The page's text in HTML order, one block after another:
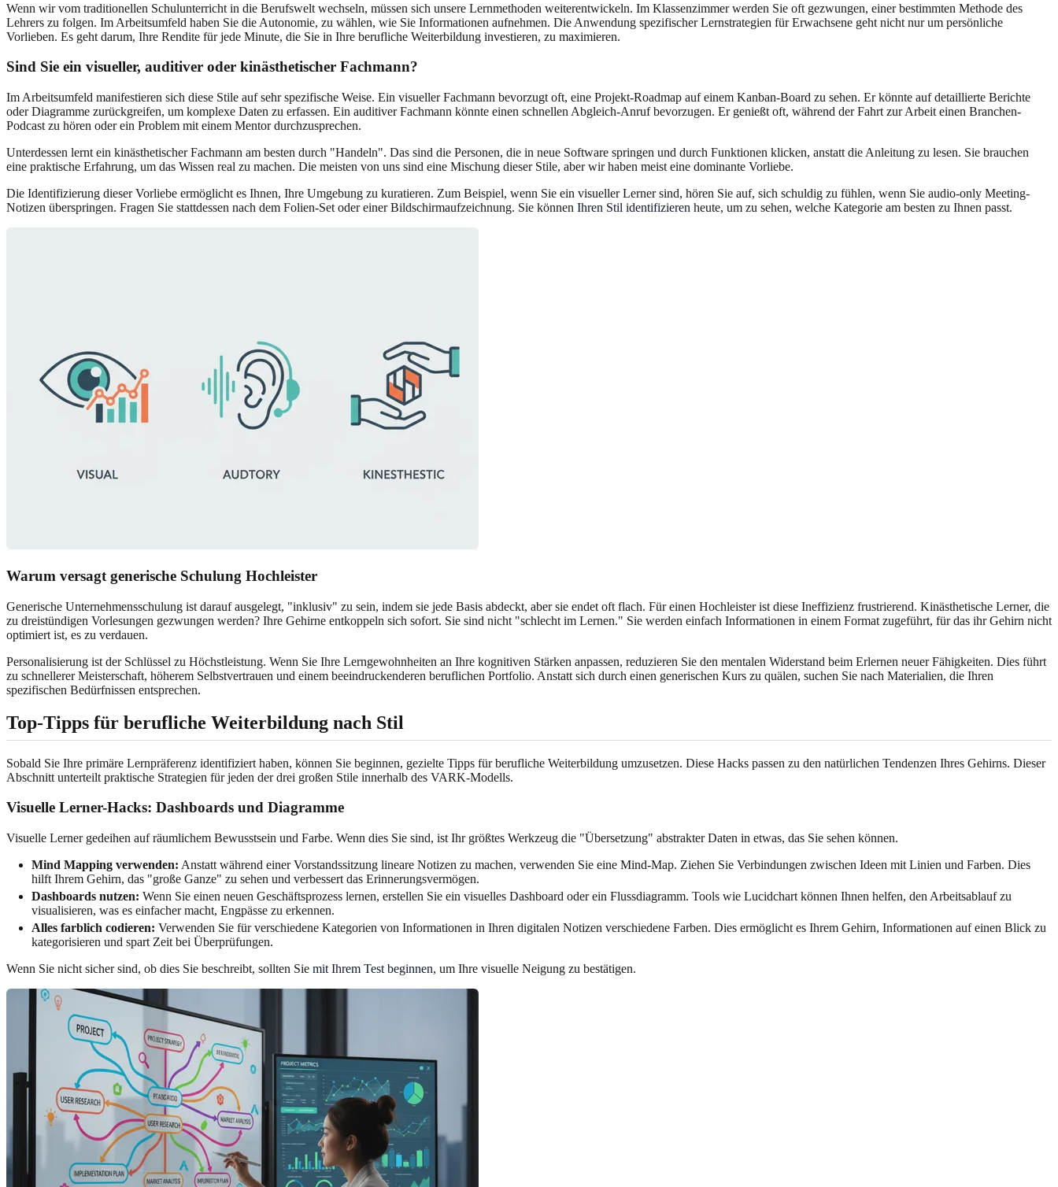
Wenn wir vom traditionellen Schulunterricht in die Berufswelt wechseln, müssen sich unsere Lernmethoden weiterentwickeln. Im Klassenzimmer werden Sie oft gezwungen, einer bestimmten Methode des
Lehrers zu folgen. Im Arbeitsumfeld haben Sie die Autonomie, zu wählen, wie Sie Informationen aufnehmen. Die Anwendung spezifischer Lernstrategien für Erwachsene geht nicht nur um persönliche
Vorlieben. Es geht darum, Ihre Rendite für jede Minute, die Sie in Ihre berufliche Weiterbildung investieren, zu maximieren.
Sind Sie ein visueller, auditiver oder kinästhetischer Fachmann?
Im Arbeitsumfeld manifestieren sich diese Stile auf sehr spezifische Weise. Ein visueller Fachmann bevorzugt oft, eine Projekt-Roadmap auf einem Kanban-Board zu sehen. Er könnte auf detaillierte Berichte
oder Diagramme zurückgreifen, um komplexe Daten zu erfassen. Ein auditiver Fachmann könnte einen schnellen Abgleich-Anruf bevorzugen. Er genießt oft, während der Fahrt zur Arbeit einen Branchen-
Podcast zu hören oder ein Problem mit einem Mentor durchzusprechen.
Unterdessen lernt ein kinästhetischer Fachmann am besten durch "Handeln". Das sind die Personen, die in neue Software springen und durch Funktionen klicken, anstatt die Anleitung zu lesen. Sie brauchen
eine praktische Erfahrung, um das Wissen real zu machen. Die meisten von uns sind eine Mischung dieser Stile, aber wir haben meist eine dominante Vorliebe.
Die Identifizierung dieser Vorliebe ermöglicht es Ihnen, Ihre Umgebung zu kuratieren. Zum Beispiel, wenn Sie ein visueller Lerner sind, hören Sie auf, sich schuldig zu fühlen, wenn Sie audio-only Meeting-
Notizen überspringen. Fragen Sie stattdessen nach dem Folien-Set oder einer Bildschirmaufzeichnung. Sie können Ihren Stil identifizieren heute, um zu sehen, welche Kategorie am besten zu Ihnen passt.
Warum versagt generische Schulung Hochleister
Generische Unternehmensschulung ist darauf ausgelegt, "inklusiv" zu sein, indem sie jede Basis abdeckt, aber sie endet oft flach. Für einen Hochleister ist diese Ineffizienz frustrierend. Kinästhetische Lerner, die
zu dreistündigen Vorlesungen gezwungen werden? Ihre Gehirne entkoppeln sich sofort. Sie sind nicht "schlecht im Lernen." Sie werden einfach Informationen in einem Format zugeführt, für das ihr Gehirn nicht
optimiert ist, es zu verdauen.
Personalisierung ist der Schlüssel zu Höchstleistung. Wenn Sie Ihre Lerngewohnheiten an Ihre kognitiven Stärken anpassen, reduzieren Sie den mentalen Widerstand beim Erlernen neuer Fähigkeiten. Dies führt
zu schnellerer Meisterschaft, höherem Selbstvertrauen und einem beeindruckenderen beruflichen Portfolio. Anstatt sich durch einen generischen Kurs zu quälen, suchen Sie nach Materialien, die Ihren
spezifischen Bedürfnissen entsprechen.
Top-Tipps für berufliche Weiterbildung nach Stil
Sobald Sie Ihre primäre Lernpräferenz identifiziert haben, können Sie beginnen, gezielte Tipps für berufliche Weiterbildung umzusetzen. Diese Hacks passen zu den natürlichen Tendenzen Ihres Gehirns. Dieser
Abschnitt unterteilt praktische Strategien für jeden der drei großen Stile innerhalb des VARK-Modells.
Visuelle Lerner-Hacks: Dashboards und Diagramme
Visuelle Lerner gedeihen auf räumlichem Bewusstsein und Farbe. Wenn dies Sie sind, ist Ihr größtes Werkzeug die "Übersetzung" abstrakter Daten in etwas, das Sie sehen können.
Mind Mapping verwenden: Anstatt während einer Vorstandssitzung lineare Notizen zu machen, verwenden Sie eine Mind-Map. Ziehen Sie Verbindungen zwischen Ideen mit Linien und Farben. Dies
hilft Ihrem Gehirn, das "große Ganze" zu sehen und verbessert das Erinnerungsvermögen.
Dashboards nutzen: Wenn Sie einen neuen Geschäftsprozess lernen, erstellen Sie ein visuelles Dashboard oder ein Flussdiagramm. Tools wie Lucidchart können Ihnen helfen, den Arbeitsablauf zu
visualisieren, was es einfacher macht, Engpässe zu erkennen.
Alles farblich codieren: Verwenden Sie für verschiedene Kategorien von Informationen in Ihren digitalen Notizen verschiedene Farben. Dies ermöglicht es Ihrem Gehirn, Informationen auf einen Blick zu
kategorisieren und spart Zeit bei Überprüfungen.
Wenn Sie nicht sicher sind, ob dies Sie beschreibt, sollten Sie mit Ihrem Test beginnen, um Ihre visuelle Neigung zu bestätigen.